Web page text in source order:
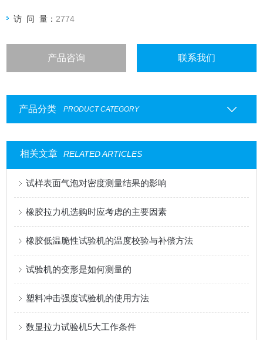
访 问 量： 2774
产品咨询 联系我们
产品分类 PRODUCT CATEGORY
相关文章 RELATED ARTICLES
试样表面气泡对密度测量结果的影响
橡胶拉力机选购时应考虑的主要因素
橡胶低温脆性试验机的温度校验与补偿方法
试验机的变形是如何测量的
塑料冲击强度试验机的使用方法
数显拉力试验机5大工作条件